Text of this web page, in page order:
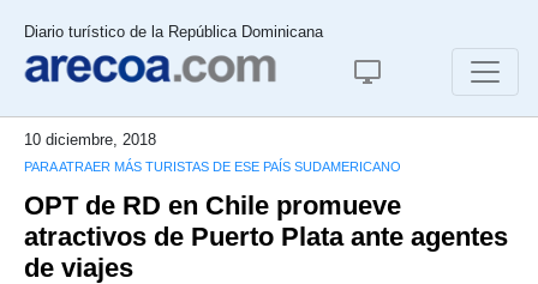
Diario turístico de la República Dominicana
10 diciembre, 2018
PARA ATRAER MÁS TURISTAS DE ESE PAÍS SUDAMERICANO
OPT de RD en Chile promueve
atractivos de Puerto Plata ante agentes
de viajes